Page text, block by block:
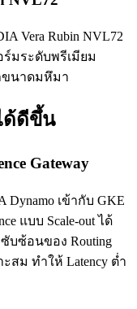
Vera Rubin NVL72
มระดับพรีเมียม
ขนาดมหึมา
ด้ดีขึ้น
Gateway
Dynamo เข้ากับ GKE
แบบ Scale-out ได้
ซ้อนของ Routing
สม ทำให้ Latency ต่ำ